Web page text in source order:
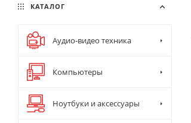
КАТАЛОГ
Аудио-видео техника
Компьютеры
Ноутбуки и аксессуары